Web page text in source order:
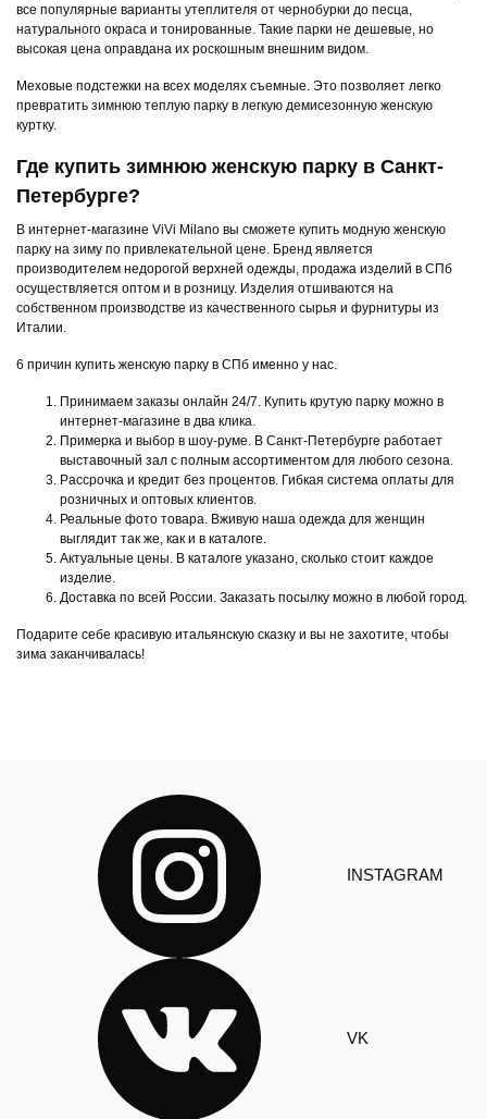
все популярные варианты утеплителя от чернобурки до песца,
натурального окраса и тонированные. Такие парки не дешевые, но
высокая цена оправдана их роскошным внешним видом.
Меховые подстежки на всех моделях съемные. Это позволяет легко
превратить зимнюю теплую парку в легкую демисезонную женскую
куртку.
Где купить зимнюю женскую парку в Санкт-
Петербурге?
В интернет-магазине ViVi Milano вы сможете купить модную женскую
парку на зиму по привлекательной цене. Бренд является
производителем недорогой верхней одежды, продажа изделий в СПб
осуществляется оптом и в розницу. Изделия отшиваются на
собственном производстве из качественного сырья и фурнитуры из
Италии.
6 причин купить женскую парку в СПб именно у нас.
Принимаем заказы онлайн 24/7. Купить крутую парку можно в
интернет-магазине в два клика.
Примерка и выбор в шоу-руме. В Санкт-Петербурге работает
выставочный зал с полным ассортиментом для любого сезона.
Рассрочка и кредит без процентов. Гибкая система оплаты для
розничных и оптовых клиентов.
Реальные фото товара. Вживую наша одежда для женщин
выглядит так же, как и в каталоге.
Актуальные цены. В каталоге указано, сколько стоит каждое
изделие.
Доставка по всей России. Заказать посылку можно в любой город.
Подарите себе красивую итальянскую сказку и вы не захотите, чтобы
зима заканчивалась!
INSTAGRAM
VK